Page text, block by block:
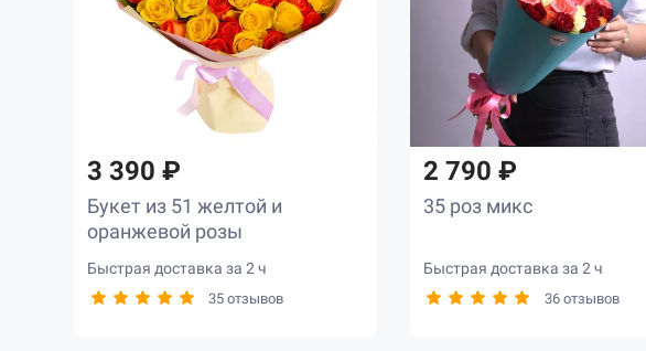
22
3 390 ₽
Букет из 51 желтой и
оранжевой розы
Быстрая доставка за 2 ч
35 отзывов
2 790 ₽
35 роз микс
Быстрая доставка за 2 ч
36 отзывов